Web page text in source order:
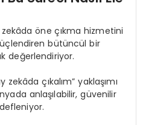
öne çıkma hizmetini
bütüncül bir
değerlendiriyor.
çıkalım” yaklaşımı
anlaşılabilir, güvenilir